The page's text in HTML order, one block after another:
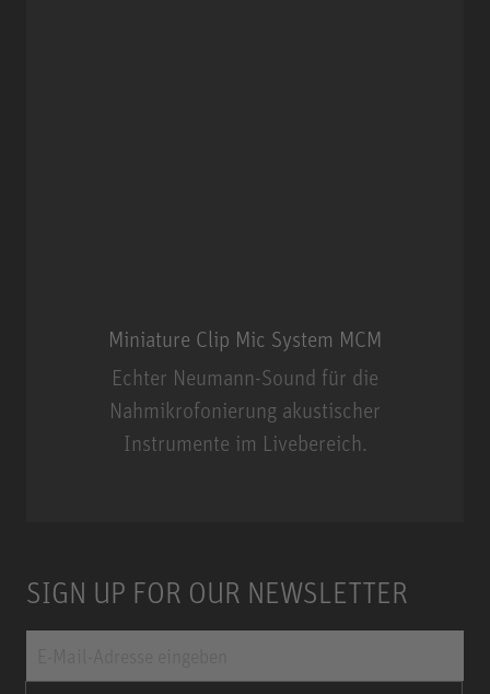
Miniature Clip Mic System MCM
Echter Neumann-Sound für die
Nahmikrofonierung akustischer
Instrumente im Livebereich.
SIGN UP FOR OUR NEWSLETTER